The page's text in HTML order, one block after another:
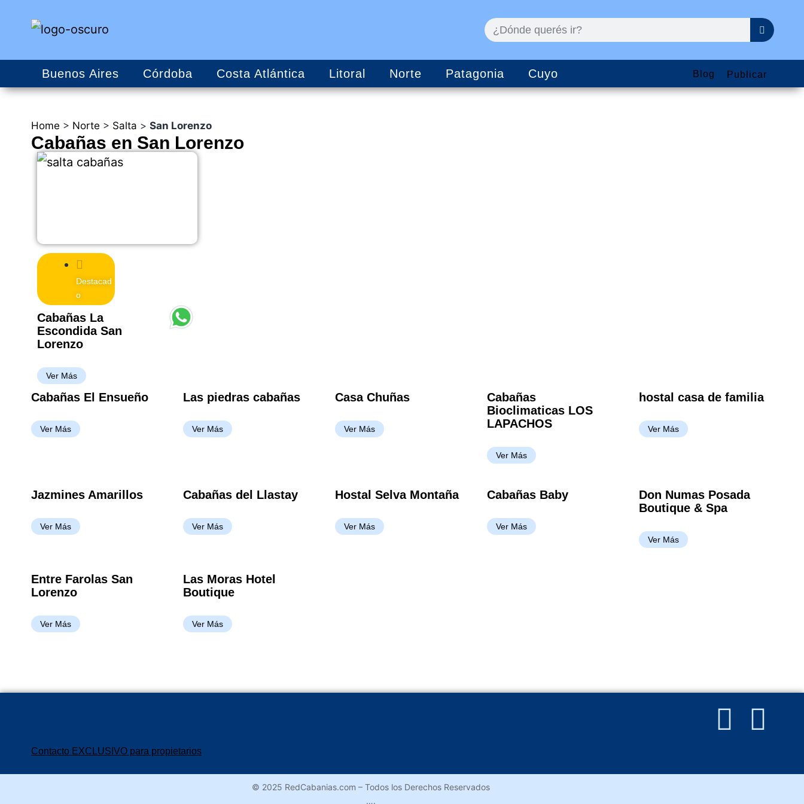
Buenos Aires Córdoba Costa Atlántica Litoral Norte Patagonia Cuyo Blog Publicar
Home > Norte > Salta > San Lorenzo
Cabañas en San Lorenzo
Destacad
o
Cabañas La
Escondida San
Lorenzo
Ver Más
Cabañas El Ensueño
Ver Más
Las piedras cabañas
Ver Más
Casa Chuñas
Ver Más
Cabañas
Bioclimaticas LOS
LAPACHOS
Ver Más
hostal casa de familia
Ver Más
Jazmines Amarillos
Ver Más
Cabañas del Llastay
Ver Más
Hostal Selva Montaña
Ver Más
Cabañas Baby
Ver Más
Don Numas Posada
Boutique & Spa
Ver Más
Entre Farolas San
Lorenzo
Ver Más
Las Moras Hotel
Boutique
Ver Más
Contacto EXCLUSIVO para propietarios
© 2025 RedCabanias.com – Todos los Derechos Reservados
….